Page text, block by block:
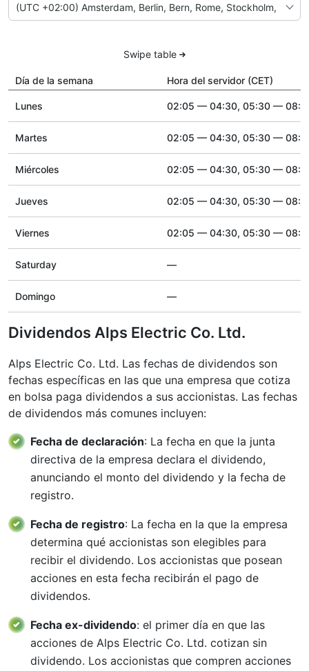
Swipe table
Día de la semana Hora del servidor (CET)
Lunes 02:05 — 04:30, 05:30 —
Martes 02:05 — 04:30, 05:30 —
Miércoles 02:05 — 04:30, 05:30 —
Jueves 02:05 — 04:30, 05:30 —
Viernes 02:05 — 04:30, 05:30 —
Saturday —
Domingo —
Dividendos Alps Electric Co. Ltd.
Alps Electric Co. Ltd. Las fechas de dividendos son
fechas específicas en las que una empresa que cotiza
en bolsa paga dividendos a sus accionistas. Las fechas
de dividendos más comunes incluyen:
Fecha de declaración: La fecha en que la junta
directiva de la empresa declara el dividendo,
anunciando el monto del dividendo y la fecha de
registro.
Fecha de registro: La fecha en la que la empresa
determina qué accionistas son elegibles para
recibir el dividendo. Los accionistas que posean
acciones en esta fecha recibirán el pago de
dividendos.
Fecha ex-dividendo: el primer día en que las
acciones de Alps Electric Co. Ltd. cotizan sin
dividendo. Los accionistas que compren acciones